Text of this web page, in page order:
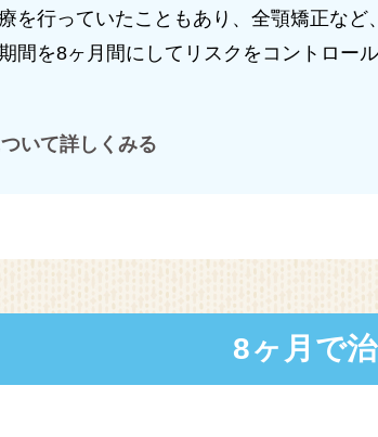
を行っていたこともあり、全顎矯正な
間を8ヶ月間にしてリスクをコントロール
いて詳しくみる
8ヶ月で